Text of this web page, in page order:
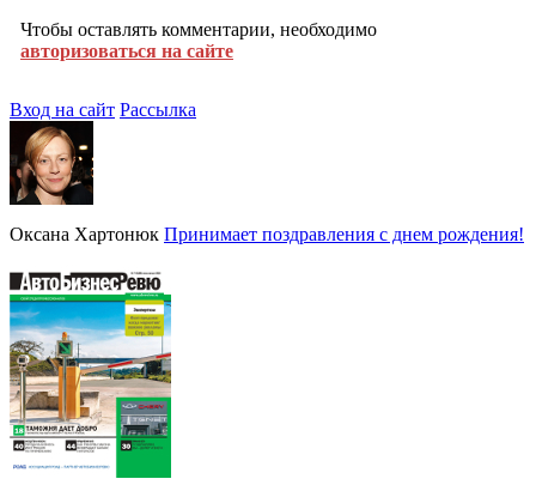
Чтобы оставлять комментарии, необходимо
авторизоваться на сайте
Вход на сайт Рассылка
Оксана Хартонюк Принимает поздравления с днем рождения!